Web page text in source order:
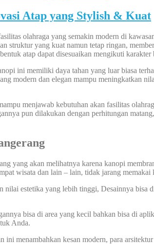
Atap yang Stylish & Kuat
olahraga yang semakin modern di
struktur yang kuat namun tetap ringan,
atap dapat disesuaikan mengikuti
ini memiliki daya tahan yang luar biasa
modern dan elegan mampu meningkatkan
menjawab kebutuhan akan fasilitas
pun dilakukan dengan perhitungan
yang akan melihatnya karena kanopi
wisata dan lain – lain, tidak jarang
estetika yang lebih tinggi, Desainnya
bisa di area yang kecil bahkan bisa di
Anda.
ini menambahkan kesan modern, para